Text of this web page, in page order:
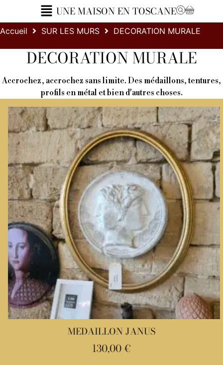
UNE MAISON EN TOSCANE
Accueil SUR LES MURS DECORATION MURALE
DECORATION MURALE
Accrochez, accrochez sans limite. Des médaillons, tentures,
profils en métal et bien d'autres choses.
MEDAILLON JANUS
130,00€